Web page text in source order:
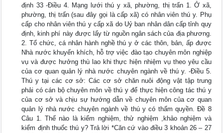
định 33 -Điều 4. Mạng lưới thú y xã, phường, thị trấn 1. Ở xã,
phường, thị trấn (sau đây gọi là cấp xã) có nhân viên thú y. Phụ
cấp cho nhân viên thú y cấp xã do Uỷ ban nhân dân cấp tỉnh quy
định, kinh phí này được lấy từ nguồn ngân sách của địa phương.
2. Tổ chức, cá nhân hành nghề thú y ở các thôn, bản, ấp được
Nhà nước khuyến khích, hỗ trợ việc đào tạo chuyên môn nghiệp
vụ và được hưởng thù lao khi thực hiện nhiệm vụ theo yêu cầu
của cơ quan quản lý nhà nước chuyên ngành về thú y. -Điều 5.
Thú y tại các cơ sở: Các cơ sở chăn nuôi động vật tập trung
phải có cán bộ chuyên môn về thú y để thực hiện công tác thú y
của cơ sở và chịu sự hướng dẫn về chuyên môn của cơ quan
quản lý nhà nước chuyên ngành về thú y có thẩm quyền. Đề 8
Câu 1. Thế nào là kiểm nghiệm, thử nghiệm ,khảo nghiệm và
kiểm định thuốc thú y? Trả lời *Căn cứ vào điều 3 khoản 26 – 27